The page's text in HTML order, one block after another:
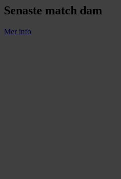
Senaste match dam
Mer info